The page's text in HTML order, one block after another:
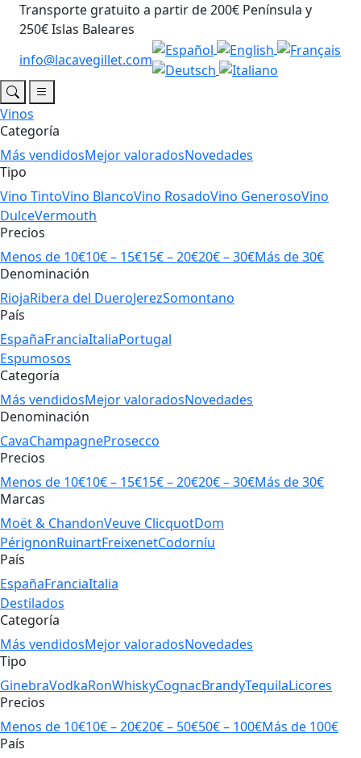
Transporte gratuito a partir de 200€ Península y
250€ Islas Baleares
info@lacavegillet.com
Vinos
Categoría
Más vendidosMejor valoradosNovedades
Tipo
Vino TintoVino BlancoVino RosadoVino GenerosoVino
DulceVermouth
Precios
Menos de 10€10€ – 15€15€ – 20€20€ – 30€Más de 30€
Denominación
RiojaRibera del DueroJerezSomontano
País
EspañaFranciaItaliaPortugal
Espumosos
Categoría
Más vendidosMejor valoradosNovedades
Denominación
CavaChampagneProsecco
Precios
Menos de 10€10€ – 15€15€ – 20€20€ – 30€Más de 30€
Marcas
Moët & ChandonVeuve ClicquotDom
PérignonRuinartFreixenetCodorníu
País
EspañaFranciaItalia
Destilados
Categoría
Más vendidosMejor valoradosNovedades
Tipo
GinebraVodkaRonWhiskyCognacBrandyTequilaLicores
Precios
Menos de 10€10€ – 20€20€ – 50€50€ – 100€Más de 100€
País